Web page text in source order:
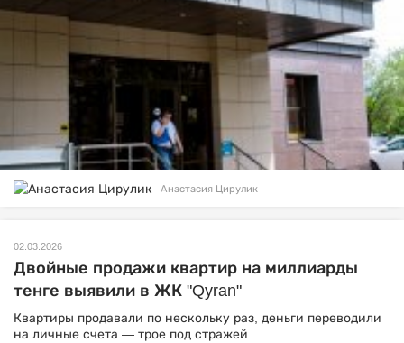
Анастасия Цирулик
02.03.2026
Двойные продажи квартир на миллиарды
тенге выявили в ЖК "Qyran"
Квартиры продавали по нескольку раз, деньги переводили
на личные счета — трое под стражей.